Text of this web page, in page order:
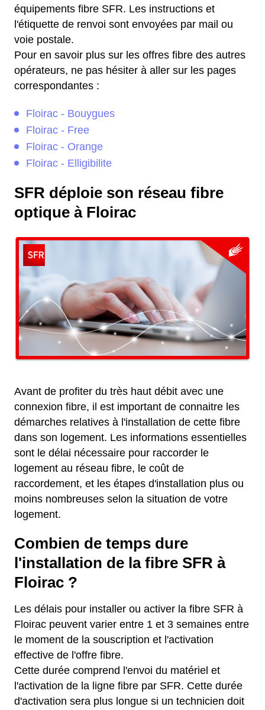
équipements fibre SFR. Les instructions et
l'étiquette de renvoi sont envoyées par mail ou
voie postale.
Pour en savoir plus sur les offres fibre des autres
opérateurs, ne pas hésiter à aller sur les pages
correspondantes :
Floirac - Bouygues
Floirac - Free
Floirac - Orange
Floirac - Elligibilite
SFR déploie son réseau fibre
optique à Floirac
Avant de profiter du très haut débit avec une
connexion fibre, il est important de connaitre les
démarches relatives à l'installation de cette fibre
dans son logement. Les informations essentielles
sont le délai nécessaire pour raccorder le
logement au réseau fibre, le coût de
raccordement, et les étapes d'installation plus ou
moins nombreuses selon la situation de votre
logement.
Combien de temps dure
l'installation de la fibre SFR à
Floirac ?
Les délais pour installer ou activer la fibre SFR à
Floirac peuvent varier entre 1 et 3 semaines entre
le moment de la souscription et l'activation
effective de l'offre fibre.
Cette durée comprend l'envoi du matériel et
l'activation de la ligne fibre par SFR. Cette durée
d'activation sera plus longue si un technicien doit